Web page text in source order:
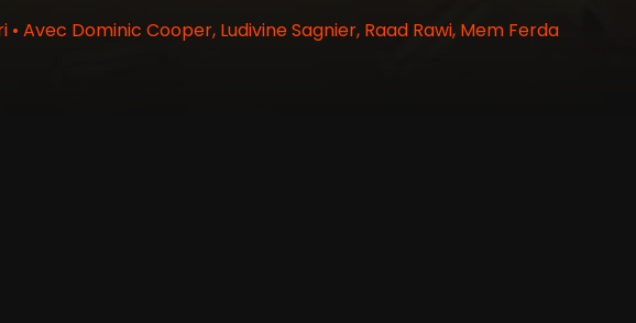
• Avec Dominic Cooper, Ludivine Sagnier, Raad Rawi, Mem Ferda